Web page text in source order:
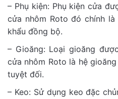
– Phụ kiện: Phụ kiện cửa
cửa nhôm Roto đó chính
khẩu đồng bộ.
– Gioăng: Loại gioăng
cửa nhôm Roto là hệ
tuyệt đối.
– Keo: Sử dụng keo đặc